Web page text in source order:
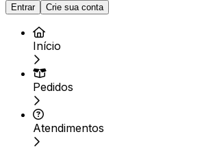
Entrar Crie sua conta
Início
Pedidos
Atendimentos